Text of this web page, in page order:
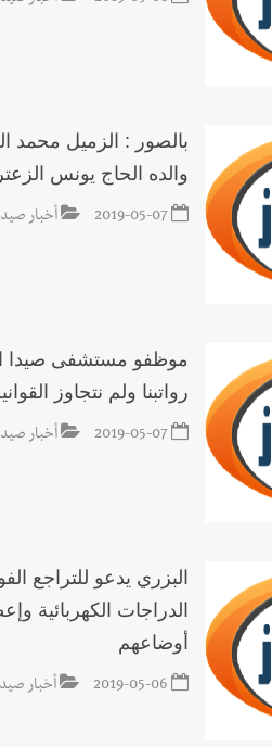
إيران من ضربة قوية... وإعلام
بالصور : الزميل محمد
والده الحاج يونس
2019-05-07 أخبار
موظفو مستشفى صيدا
رواتبنا ولم نتجاوز
2019-05-07 أخبار
البزري يدعو للتراجع
الدراجات الكهربائية
أوضاعهم
2019-05-06 أخبار